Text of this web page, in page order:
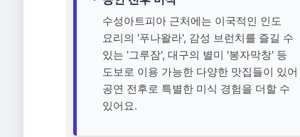
수성아트피아 근처에는 이국적인 인도
요리의 '푸나왈라', 감성 브런치를 즐길 수
있는 '그루잠', 대구의 별미 '봉자막창' 등
도보로 이용 가능한 다양한 맛집들이 있어
공연 전후로 특별한 미식 경험을 더할 수
있어요.